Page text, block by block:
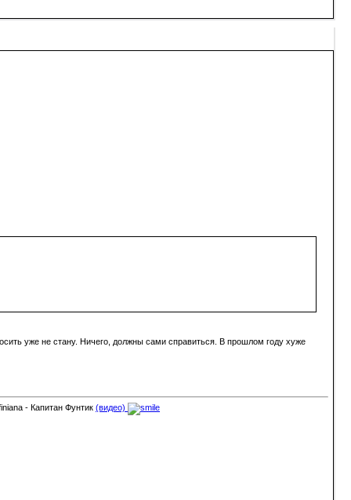
уже не стану. Ничего, должны сами справиться. В прошлом году хуже
- Капитан Фунтик (видео)